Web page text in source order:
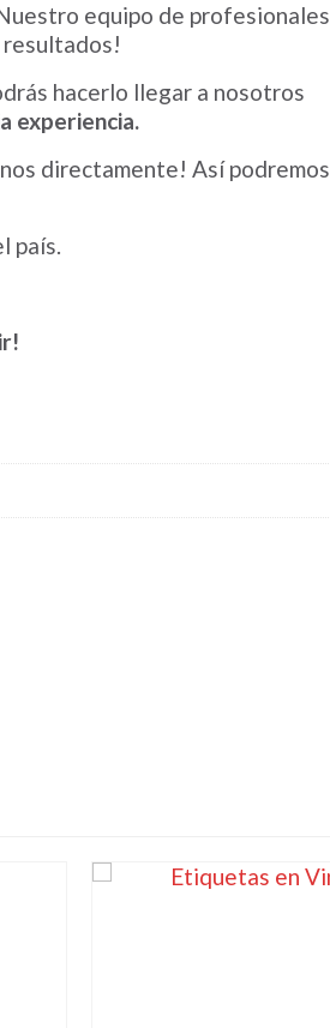
equipo de profesionales
resultados!
hacerlo llegar a nosotros
experiencia.
directamente! Así podremos
país.